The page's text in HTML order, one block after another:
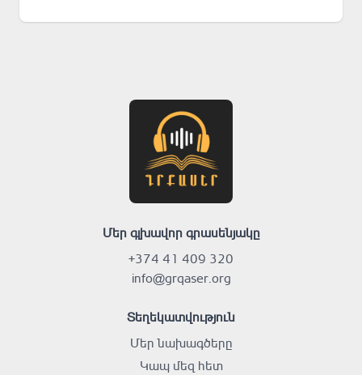
Մեր գլխավոր գրասենյակը
+374 41 409 320
info@grqaser.org
Տեղեկատվություն
Մեր նախագծերը
Կապ մեզ հետ